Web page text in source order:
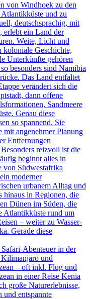
von Windhoek zu den
und zu
deutschsprachig, mit
erlebt ein Land der
Weite, Licht und
koloniale Geschichte,
Unterkünfte gehören
besonders sind Namibia
Das Land entfaltet
verändert sich die
dann offene
Sandmeere
Genau diese
so spannend. Sie
mit angenehmer Planung
Entfernungen
reizvoll ist die
beginnt alles in
von Südwestafrika
moderner
urbanem Alltag und
hinaus in Regionen, die
Dünen im Süden, die
Atlantikküste rund um
– weiter zu Wasser-
Gerade diese
Abenteuer in der
und
– oft inkl. Flug und
in einer Reise Kenia
große Naturerlebnisse,
und entspannte